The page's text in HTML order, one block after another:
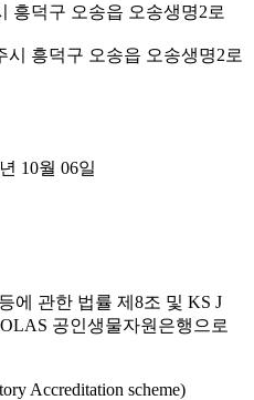
흥덕구 오송읍 오송생명2로
시 흥덕구 오송읍 오송생명2로
10월 06일
에 관한 법률 제8조 및 KS J
공인생물자원은행으로
Accreditation scheme)